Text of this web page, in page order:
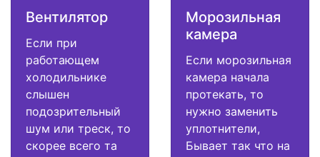
Вентилятор
Если при
работающем
холодильнике
слышен
подозрительный
шум или треск, то
скорее всего та
Морозильная
камера
Если морозильная
камера начала
протекать, то
нужно заменить
уплотнители,
Бывает так что на